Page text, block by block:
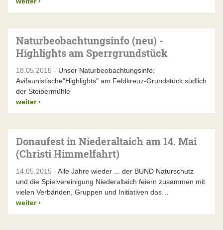
Naturbeobachtungsinfo (neu) -
Highlights am Sperrgrundstück
18.05.2015 - Unser Naturbeobachtungsinfo:
Avifaunistische"Highlights" am Feldkreuz-Grundstück südlich
der Stoibermühle
weiter ›
Donaufest in Niederaltaich am 14. Mai
(Christi Himmelfahrt)
14.05.2015 - Alle Jahre wieder ... der BUND Naturschutz
und die Spielvereinigung Niederaltaich feiern zusammen mit
vielen Verbänden, Gruppen und Initiativen das…
weiter ›